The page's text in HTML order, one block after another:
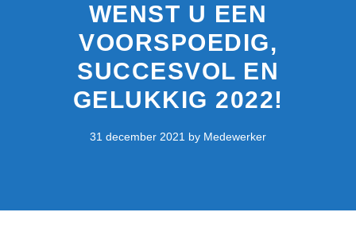
WENST U EEN
VOORSPOEDIG,
SUCCESVOL EN
GELUKKIG 2022!
31 december 2021 by Medewerker